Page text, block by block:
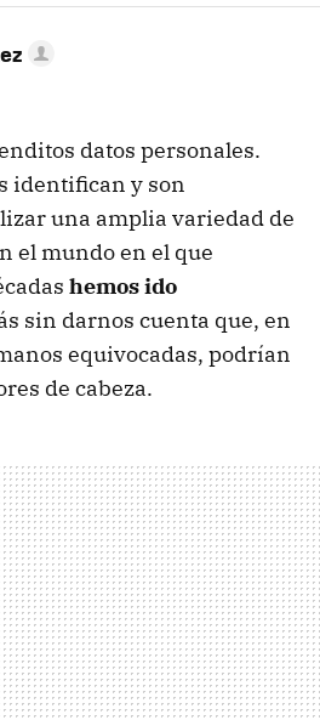
datos personales.
identifican y son
una amplia variedad de
el mundo en el que
hemos ido
sin darnos cuenta que, en
equivocadas, podrían
de cabeza.